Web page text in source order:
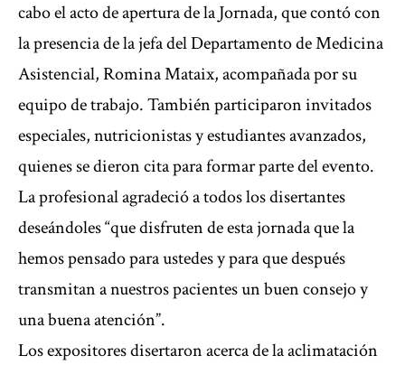
cabo el acto de apertura de la Jornada, que contó con
la presencia de la jefa del Departamento de Medicina
Asistencial, Romina Mataix, acompañada por su
equipo de trabajo. También participaron invitados
especiales, nutricionistas y estudiantes avanzados,
quienes se dieron cita para formar parte del evento.
La profesional agradeció a todos los disertantes
deseándoles “que disfruten de esta jornada que la
hemos pensado para ustedes y para que después
transmitan a nuestros pacientes un buen consejo y
una buena atención”.
Los expositores disertaron acerca de la aclimatación